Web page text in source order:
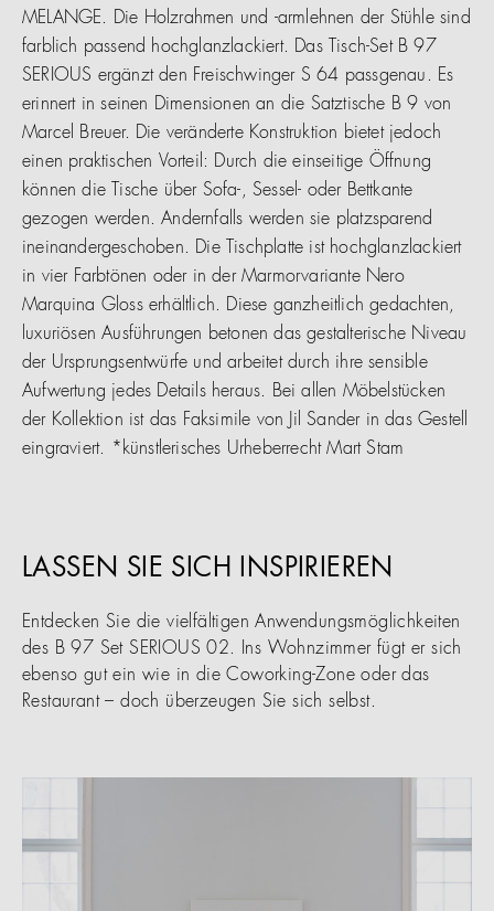
MELANGE. Die Holzrahmen und -armlehnen der Stühle sind
farblich passend hochglanzlackiert. Das Tisch-Set B 97
SERIOUS ergänzt den Freischwinger S 64 passgenau. Es
erinnert in seinen Dimensionen an die Satztische B 9 von
Marcel Breuer. Die veränderte Konstruktion bietet jedoch
einen praktischen Vorteil: Durch die einseitige Öffnung
können die Tische über Sofa-, Sessel- oder Bettkante
gezogen werden. Andernfalls werden sie platzsparend
ineinandergeschoben. Die Tischplatte ist hochglanzlackiert
in vier Farbtönen oder in der Marmorvariante Nero
Marquina Gloss erhältlich. Diese ganzheitlich gedachten,
luxuriösen Ausführungen betonen das gestalterische Niveau
der Ursprungsentwürfe und arbeitet durch ihre sensible
Aufwertung jedes Details heraus. Bei allen Möbelstücken
der Kollektion ist das Faksimile von Jil Sander in das Gestell
eingraviert. *künstlerisches Urheberrecht Mart Stam
LASSEN SIE SICH INSPIRIEREN
Entdecken Sie die vielfältigen Anwendungsmöglichkeiten
des B 97 Set SERIOUS 02. Ins Wohnzimmer fügt er sich
ebenso gut ein wie in die Coworking-Zone oder das
Restaurant – doch überzeugen Sie sich selbst.